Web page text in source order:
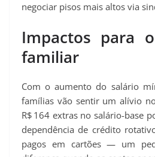
negociar pisos mais altos via
Impactos para
familiar
Com o aumento do salário
famílias vão sentir um alívio
R$ 164 extras no salário-base
dependência de crédito
pagos em cartões — um